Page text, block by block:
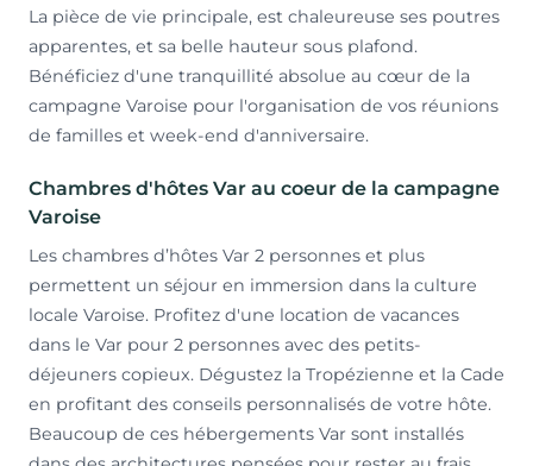
La pièce de vie principale, est chaleureuse ses poutres
apparentes, et sa belle hauteur sous plafond.
Bénéficiez d'une tranquillité absolue au cœur de la
campagne Varoise pour l'organisation de vos réunions
de familles et week-end d'anniversaire.
Chambres d'hôtes Var au coeur de la campagne
Varoise
Les chambres d’hôtes Var 2 personnes et plus
permettent un séjour en immersion dans la culture
locale Varoise. Profitez d'une location de vacances
dans le Var pour 2 personnes avec des petits-
déjeuners copieux. Dégustez la Tropézienne et la Cade
en profitant des conseils personnalisés de votre hôte.
Beaucoup de ces hébergements Var sont installés